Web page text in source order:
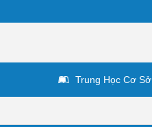
Trung Học Cơ Sở